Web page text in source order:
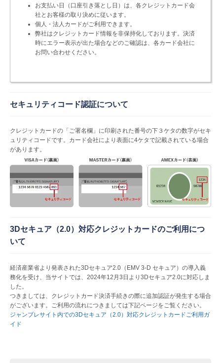
お支払い日（口座引き落とし日）は、各クレジットカード会
社とお客様の取り決めに従います。
個人・法人カードがご利用できます。
弊社はクレジットカード情報を非保持化しております。決済
時にエラー表示が出た場合などのご確認は、各カード会社に
お問い合わせください。
セキュリティコード認証について
クレジットカードの「ご署名欄」に印刷された番号の下３ケタの数字がセキ
ュリティコードです。カード会社により表面に4ケタで記載されている場合
があります。
3Dセキュア（2.0）対応クレジットカードのご利用につ
いて
経済産業省より発表された3Dセキュア2.0（EMV 3-D セキュア）の導入義
務化を受け、当サイトでは、2024年12月3日より3Dセキュア2.0に対応しま
した。
つきましては、クレジットカード決済手続きの際に追加認証が発生する場合
がございます。ご利用の流れにつきましては下記ページをご覧ください。
ジャンブレサイト内での3Dセキュア（2.0）対応クレジットカードご利用ガ
イド